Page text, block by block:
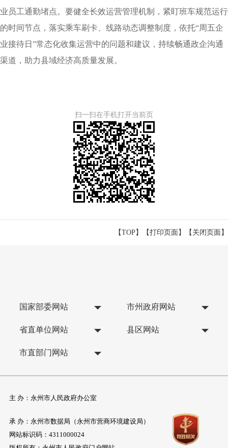
业员工通勤堵点。要健全长效运营管理机制，紧盯班车规范运行
的时间节点，落实乘车刷卡、线路动态调整制度，依托“周五企
业接待日”常态化收集运营中的问题和建议，持续畅通政企沟通
渠道，助力县域经济高质量发展。
扫一扫在手机打开当前页
【TOP】 【打印页面】【 关闭页面】
国家部委网站 市州政府网站
省直单位网站 县区网站
市直部门网站
主 办：永州市人民政府办公室
承 办：永州市数据局（永州市营商环境建设局）
网站标识码：4311000024